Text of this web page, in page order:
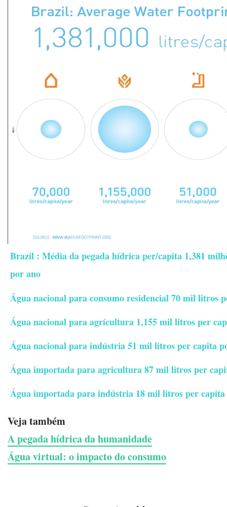
Brazil : Média da pegada hídrica per/capita 1,381
por ano
Água nacional para consumo residencial 70 mil litros
Água nacional para agrícultura 1,155 mil litros per
Água nacional para indústria 51 mil litros per capita
Água importada para agricultura 87 mil litros per
Água importada para indústria 18 mil litros per
Veja também
A pegada hídrica da humanidade
Água virtual: o impacto do consumo